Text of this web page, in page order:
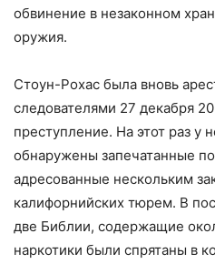
обвинение в незаконном
оружия.
Стоун-Рохас была вновь
следователями 27 декабря
преступление. На этот раз у
обнаружены запечатанные
адресованные нескольким
калифорнийских тюрем. В
две Библии, содержащие
наркотики были спрятаны в